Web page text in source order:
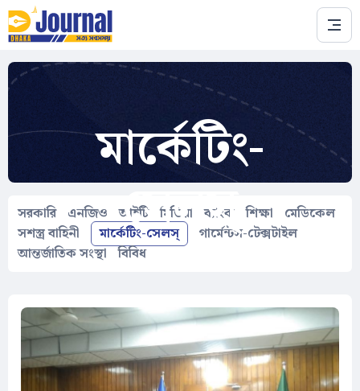
Skip to main content
মার্কেটিং-
সেলস্
সরকারি এনজিও আইটি মিডিয়া ব্যাংক শিক্ষা
মেডিকেল
সশস্ত্র বাহিনী
মার্কেটিং-সেলস্
গার্মেন্টস-টেক্সটাইল
আন্তর্জাতিক সংস্থা বিবিধ